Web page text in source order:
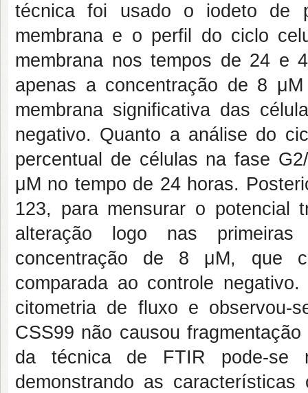
técnica foi usado o iodeto de
membrana e o perfil do ciclo
membrana nos tempos de 24
apenas a concentração de 8
membrana significativa das
negativo. Quanto a análise do
percentual de células na fase
μM no tempo de 24 horas.
123, para mensurar o potencial
alteração logo nas
concentração de 8 μM, que
comparada ao controle
citometria de fluxo e
CSS99 não causou fragmentação
da técnica de FTIR pode-se
demonstrando as